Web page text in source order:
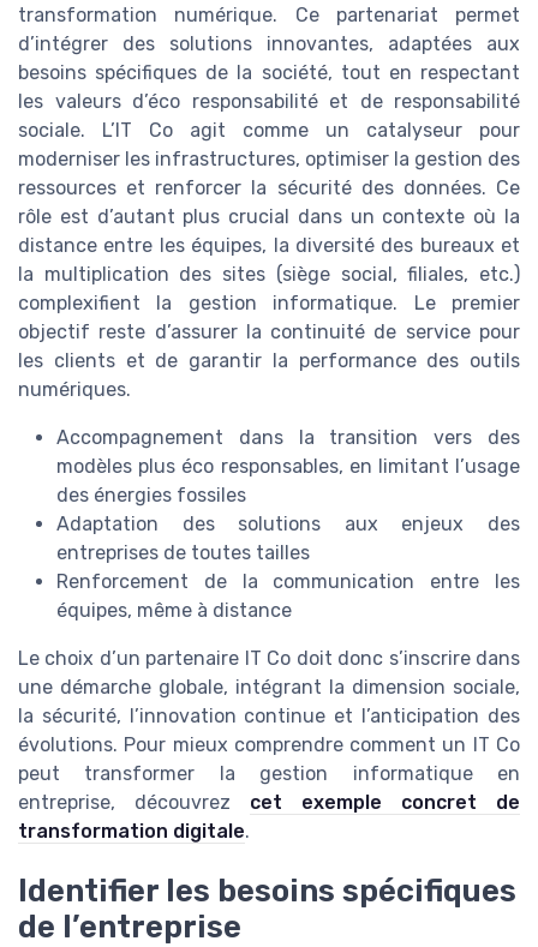
transformation numérique. Ce partenariat permet
d’intégrer des solutions innovantes, adaptées aux
besoins spécifiques de la société, tout en respectant
les valeurs d’éco responsabilité et de responsabilité
sociale. L’IT Co agit comme un catalyseur pour
moderniser les infrastructures, optimiser la gestion des
ressources et renforcer la sécurité des données. Ce
rôle est d’autant plus crucial dans un contexte où la
distance entre les équipes, la diversité des bureaux et
la multiplication des sites (siège social, filiales, etc.)
complexifient la gestion informatique. Le premier
objectif reste d’assurer la continuité de service pour
les clients et de garantir la performance des outils
numériques.
Accompagnement dans la transition vers des
modèles plus éco responsables, en limitant l’usage
des énergies fossiles
Adaptation des solutions aux enjeux des
entreprises de toutes tailles
Renforcement de la communication entre les
équipes, même à distance
Le choix d’un partenaire IT Co doit donc s’inscrire dans
une démarche globale, intégrant la dimension sociale,
la sécurité, l’innovation continue et l’anticipation des
évolutions. Pour mieux comprendre comment un IT Co
peut transformer la gestion informatique en
entreprise, découvrez cet exemple concret de
transformation digitale.
Identifier les besoins spécifiques
de l’entreprise